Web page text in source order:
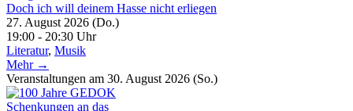
Doch ich will deinem Hasse nicht erliegen
27. August 2026 (Do.)
19:00 - 20:30 Uhr
Literatur, Musik
Mehr →
Veranstaltungen am 30. August 2026 (So.)